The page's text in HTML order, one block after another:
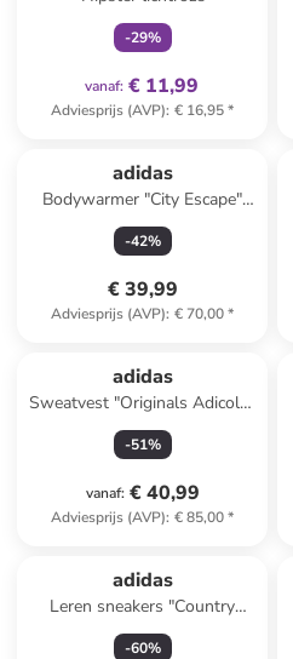
-29%
vanaf: € 11,99
Adviesprijs (AVP): € 16,95*
adidas
Bodywarmer "City Escape"
grijs
-42%
€ 39,99
Adviesprijs (AVP): € 70,00*
adidas
Sweatvest "Originals Adicolor
Satin" donkerblauw
-51%
vanaf: € 40,99
Adviesprijs (AVP): € 85,00*
adidas
Leren sneakers "Country
Japan" zilverkleurig
-60%